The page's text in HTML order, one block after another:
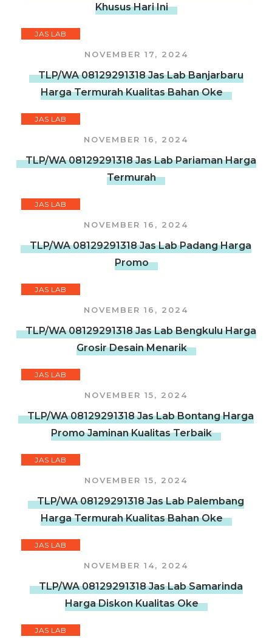
Khusus Hari Ini
JAS LAB
NOVEMBER 17, 2024
TLP/WA 08129291318 Jas Lab Banjarbaru
Harga Termurah Kualitas Bahan Oke
JAS LAB
NOVEMBER 16, 2024
TLP/WA 08129291318 Jas Lab Pariaman Harga
Termurah
JAS LAB
NOVEMBER 16, 2024
TLP/WA 08129291318 Jas Lab Padang Harga
Promo
JAS LAB
NOVEMBER 16, 2024
TLP/WA 08129291318 Jas Lab Bengkulu Harga
Grosir Desain Menarik
JAS LAB
NOVEMBER 15, 2024
TLP/WA 08129291318 Jas Lab Bontang Harga
Promo Jaminan Kualitas Terbaik
JAS LAB
NOVEMBER 15, 2024
TLP/WA 08129291318 Jas Lab Palembang
Harga Termurah Kualitas Bahan Oke
JAS LAB
NOVEMBER 14, 2024
TLP/WA 08129291318 Jas Lab Samarinda
Harga Diskon Kualitas Oke
JAS LAB